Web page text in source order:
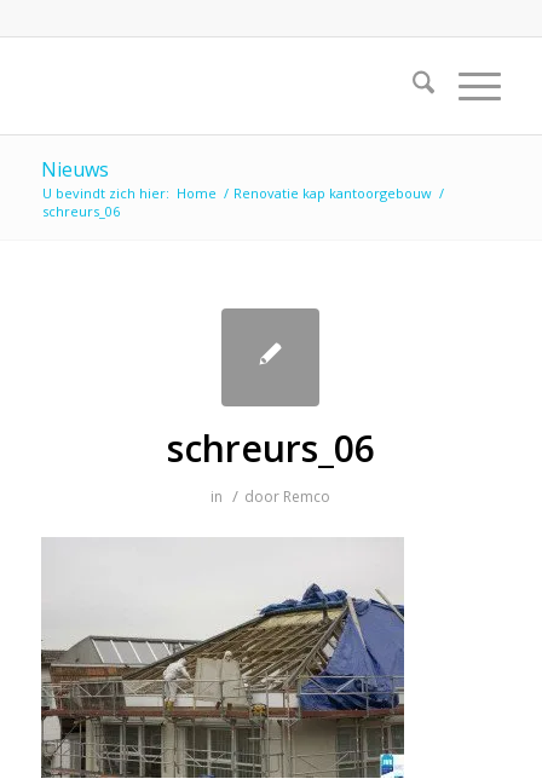
Nieuws
U bevindt zich hier: Home / Renovatie kap kantoorgebouw /
schreurs_06
schreurs_06
in / door Remco